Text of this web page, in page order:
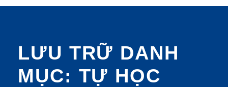
LƯU TRỮ DANH
MỤC: TỰ HỌC